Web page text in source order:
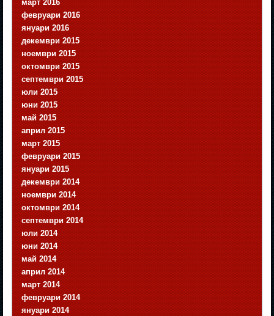
март 2016
февруари 2016
януари 2016
декември 2015
ноември 2015
октомври 2015
септември 2015
юли 2015
юни 2015
май 2015
април 2015
март 2015
февруари 2015
януари 2015
декември 2014
ноември 2014
октомври 2014
септември 2014
юли 2014
юни 2014
май 2014
април 2014
март 2014
февруари 2014
януари 2014